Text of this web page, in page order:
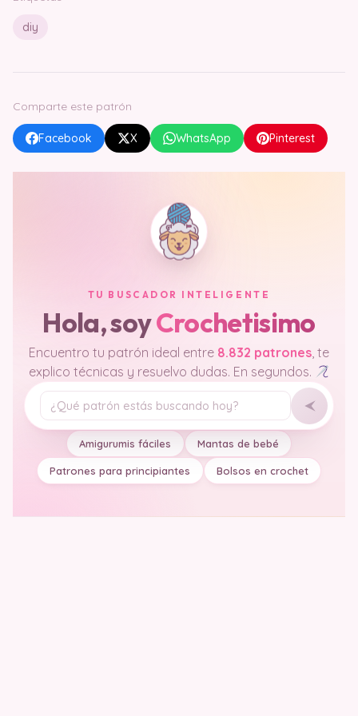
diy
Comparte este patrón
Facebook X WhatsApp Pinterest
TU BUSCADOR INTELIGENTE
Hola, soyCrochetisimo
Encuentro tu patrón ideal entre 8.832 patrones, te
explico técnicas y resuelvo dudas. En segundos.
Tu pregunta
Amigurumis fáciles Mantas de bebé
Patrones para principiantes Bolsos en crochet